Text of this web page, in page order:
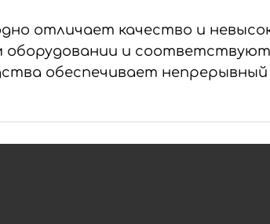
отличает качество и
оборудовании и
обеспечивает непрерывный